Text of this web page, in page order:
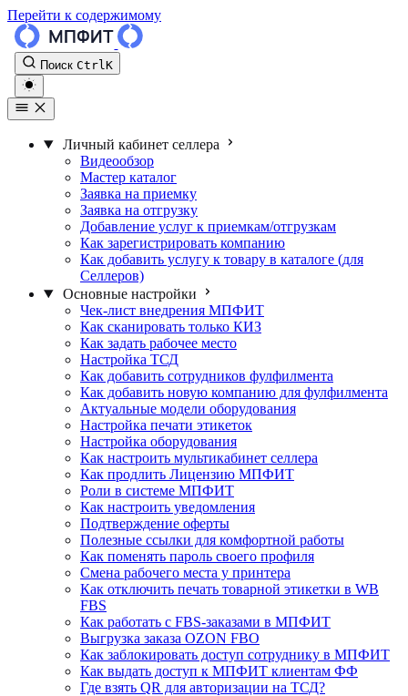
Перейти к содержимому
Поиск Ctrl K
Личный кабинет селлера
Видеообзор
Мастер каталог
Заявка на приемку
Заявка на отгрузку
Добавление услуг к приемкам/отгрузкам
Как зарегистрировать компанию
Как добавить услугу к товару в каталоге (для
Селлеров)
Основные настройки
Чек-лист внедрения МПФИТ
Как сканировать только КИЗ
Как задать рабочее место
Настройка ТСД
Как добавить сотрудников фулфилмента
Как добавить новую компанию для фулфилмента
Актуальные модели оборудования
Настройка печати этикеток
Настройка оборудования
Как настроить мультикабинет селлера
Как продлить Лицензию МПФИТ
Роли в системе МПФИТ
Как настроить уведомления
Подтверждение оферты
Полезные ссылки для комфортной работы
Как поменять пароль своего профиля
Смена рабочего места у принтера
Как отключить печать товарной этикетки в WB
FBS
Как работать с FBS-заказами в МПФИТ
Выгрузка заказа OZON FBO
Как заблокировать доступ сотруднику в МПФИТ
Как выдать доступ к МПФИТ клиентам ФФ
Где взять QR для авторизации на ТСД?